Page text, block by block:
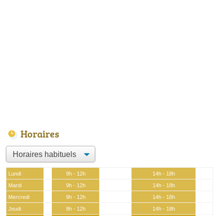
Horaires
Lundi 9h - 12h
14h - 18h
Mardi
9h - 12h
14h - 18h
Mercredi
9h - 12h
14h - 18h
Jeudi
9h - 12h
14h - 18h